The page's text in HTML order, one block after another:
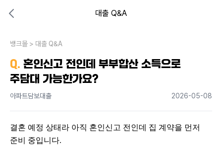
대출 Q&A
내 상황엔 어떤 방법이 있을까?
뱅크몰 > 대출 Q&A
Q. 혼인신고 전인데 부부합산 소득으로
주담대 가능한가요?
아파트담보대출 2026-05-08
결혼 예정 상태라 아직 혼인신고 전인데 집 계약을 먼저
준비 중입니다.